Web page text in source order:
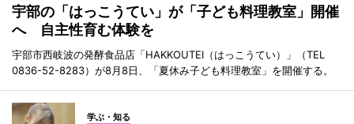
宇部の「はっこうてい」が「子ども料理教室」開催
へ 自主性育む体験を
宇部市西岐波の発酵食品店「HAKKOUTEI（はっこうてい）」（TEL
0836-52-8283）が8月8日、「夏休み子ども料理教室」を開催する。
学ぶ・知る